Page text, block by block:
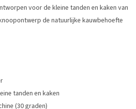
voor de kleine tanden en kaken van
de natuurlijke kauwbehoefte
tanden en kaken
(30 graden)